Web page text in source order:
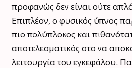
προφανώς δεν είναι ούτε
Επιπλέον, ο φυσικός ύπνος
πιο πολύπλοκος και
αποτελεσματικός στο να
λειτουργία του εγκεφάλου.